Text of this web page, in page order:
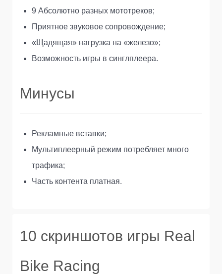
9 Абсолютно разных мототреков;
Приятное звуковое сопровождение;
«Щадящая» нагрузка на «железо»;
Возможность игры в синглплеера.
Минусы
Рекламные вставки;
Мультиплеерный режим потребляет много
трафика;
Часть контента платная.
10 скриншотов игры Real
Bike Racing